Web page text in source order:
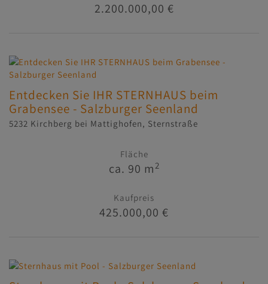
2.200.000,00 €
Entdecken Sie IHR STERNHAUS beim
Grabensee - Salzburger Seenland
5232 Kirchberg bei Mattighofen, Sternstraße
Fläche
ca. 90 m 2
Kaufpreis
425.000,00 €